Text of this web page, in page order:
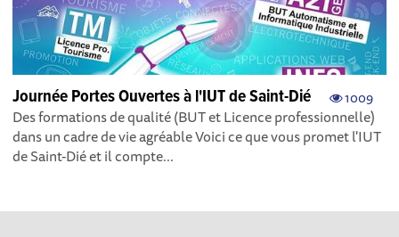
1009
Journée Portes Ouvertes à l'IUT de Saint-Dié
Des formations de qualité (BUT et Licence professionnelle)
dans un cadre de vie agréable​ Voici ce que vous promet l'IUT
de Saint-Dié et il compte...